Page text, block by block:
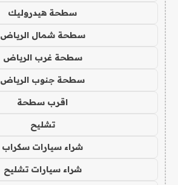
سطحة هيدروليك
سطحة شمال الرياض
سطحة غرب الرياض
سطحة جنوب الرياض
اقرب سطحة
تشليح
شراء سيارات سكراب
شراء سيارات تشليح